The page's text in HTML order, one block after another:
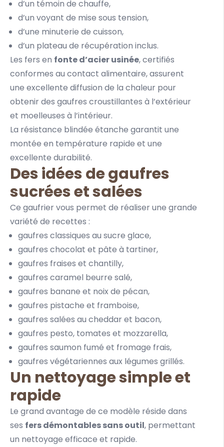
d’un témoin de chauffe,
d’un voyant de mise sous tension,
d’une minuterie de cuisson,
d’un plateau de récupération inclus.
Les fers en fonte d’acier usinée, certifiés
conformes au contact alimentaire, assurent
une excellente diffusion de la chaleur pour
obtenir des gaufres croustillantes à l’extérieur
et moelleuses à l’intérieur.
La résistance blindée étanche garantit une
montée en température rapide et une
excellente durabilité.
Des idées de gaufres
sucrées et salées
Ce gaufrier vous permet de réaliser une grande
variété de recettes :
gaufres classiques au sucre glace,
gaufres chocolat et pâte à tartiner,
gaufres fraises et chantilly,
gaufres caramel beurre salé,
gaufres banane et noix de pécan,
gaufres pistache et framboise,
gaufres salées au cheddar et bacon,
gaufres pesto, tomates et mozzarella,
gaufres saumon fumé et fromage frais,
gaufres végétariennes aux légumes grillés.
Un nettoyage simple et
rapide
Le grand avantage de ce modèle réside dans
ses fers démontables sans outil, permettant
un nettoyage efficace et rapide.